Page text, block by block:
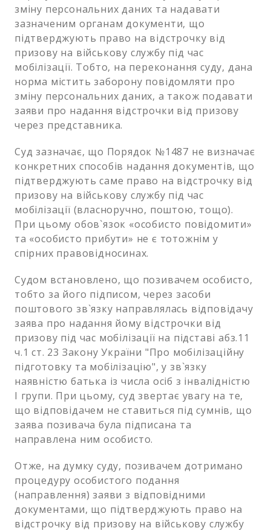
зміну персональних даних та надавати
зазначеним органам документи, що
підтверджують право на відстрочку від
призову на військову службу під час
мобілізації. Тобто, на переконання суду, дана
норма містить заборону повідомляти про
зміну персональних даних, а також подавати
заяви про надання відстрочки від призову
через представника.
Суд зазначає, що Порядок №1487 не визначає
конкретних способів надання документів, що
підтверджують саме право на відстрочку від
призову на військову службу під час
мобілізації (власноручно, поштою, тощо).
При цьому обов`язок «особисто повідомити»
та «особисто прибути» не є тотожнім у
спірних правовідносинах.
Судом встановлено, що позивачем особисто,
тобто за його підписом, через засоби
поштового зв`язку направлялась відповідачу
заява про надання йому відстрочки від
призову під час мобілізації на підставі абз.11
ч.1 ст. 23 Закону України "Про мобілізаційну
підготовку та мобілізацію", у зв`язку
наявністю батька із числа осіб з інвалідністю
І групи. При цьому, суд звертає увагу на те,
що відповідачем не ставиться під сумнів, що
заява позивача була підписана та
направлена ним особисто.
Отже, на думку суду, позивачем дотримано
процедуру особистого подання
(направлення) заяви з відповідними
документами, що підтверджують право на
відстрочку від призову на військову службу